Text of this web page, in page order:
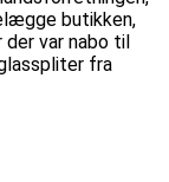
butikken,
var nabo til
fra